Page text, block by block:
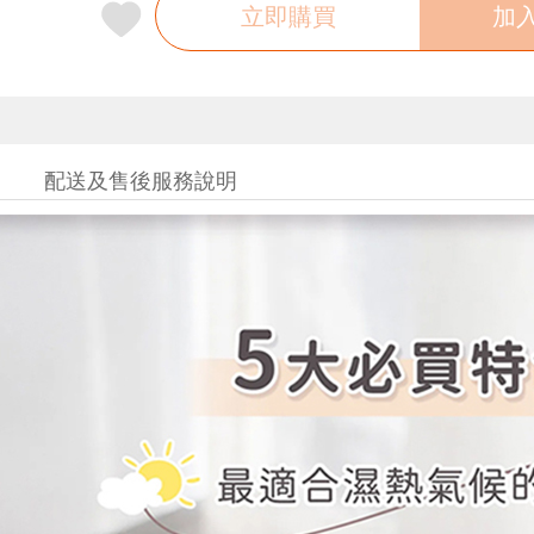
立即購買 加
配送及售後服務說明